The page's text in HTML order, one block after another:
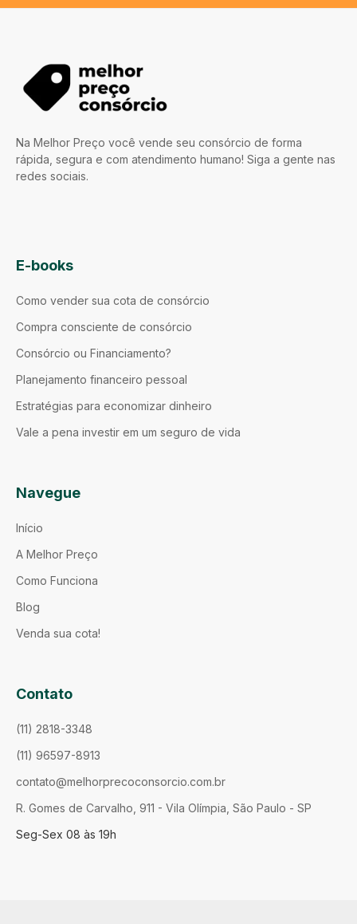
Na Melhor Preço você vende seu consórcio de forma
rápida, segura e com atendimento humano! Siga a gente nas
redes sociais.
E-books
Como vender sua cota de consórcio
Compra consciente de consórcio
Consórcio ou Financiamento?
Planejamento financeiro pessoal
Estratégias para economizar dinheiro
Vale a pena investir em um seguro de vida
Navegue
Início
A Melhor Preço
Como Funciona
Blog
Venda sua cota!
Contato
(11) 2818-3348
(11) 96597-8913
contato@melhorprecoconsorcio.com.br
R. Gomes de Carvalho, 911 - Vila Olímpia, São Paulo - SP
Seg-Sex 08 às 19h